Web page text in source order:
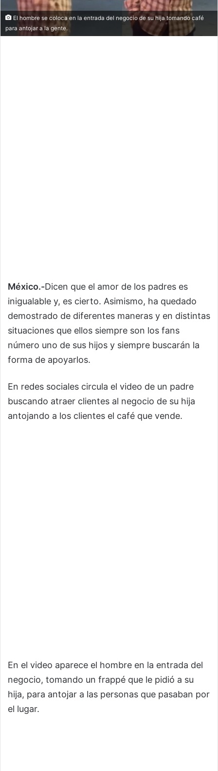
El hombre se coloca en la entrada del negocio de su hija tomando café
para antojar a la gente.
México.-Dicen que el amor de los padres es
inigualable y, es cierto. Asimismo, ha quedado
demostrado de diferentes maneras y en distintas
situaciones que ellos siempre son los fans
número uno de sus hijos y siempre buscarán la
forma de apoyarlos.
En redes sociales circula el video de un padre
buscando atraer clientes al negocio de su hija
antojando a los clientes el café que vende.
En el video aparece el hombre en la entrada del
negocio, tomando un frappé que le pidió a su
hija, para antojar a las personas que pasaban por
el lugar.